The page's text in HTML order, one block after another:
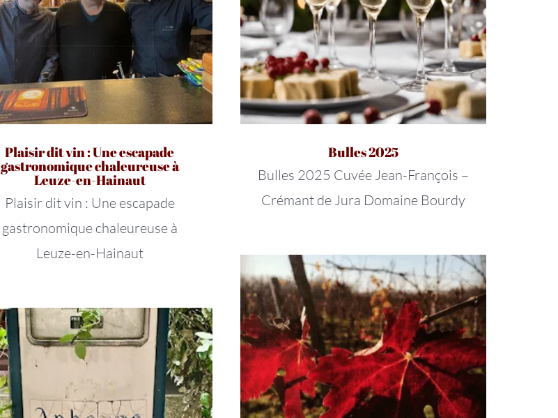
Plaisir dit vin : Une escapade
gastronomique chaleureuse à
Leuze-en-Hainaut
Plaisir dit vin : Une escapade
gastronomique chaleureuse à
Leuze-en-Hainaut
Bulles 2025
Bulles 2025 Cuvée Jean-François –
Crémant de Jura Domaine Bourdy